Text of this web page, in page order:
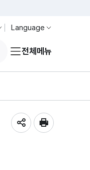
Language
검색버튼전체메뉴